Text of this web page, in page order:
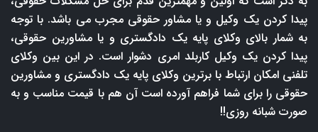
پیدا کردن یک وکیل و یا مشاور حقوقی مجرب می باشد. با توجه
به شمار بالای وکلای پایه یک دادگستری و یا مشاورین حقوقی،
پیدا کردن یک وکیل کاربلد امری دشوار است. در این بین وکلای
تلفنی امکان ارتباط با برترین وکلای پایه یک دادگستری و مشاورین
حقوقی را برای شما فراهم آورده است آن هم با قیمت مناسب و به
صورت شبانه روزی!!